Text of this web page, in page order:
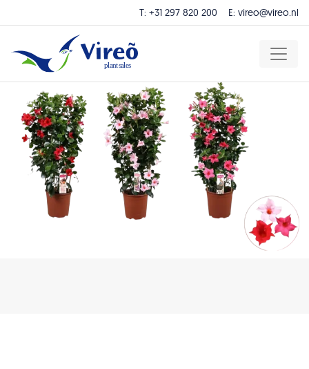
T: +31 297 820 200 E: vireo@vireo.nl